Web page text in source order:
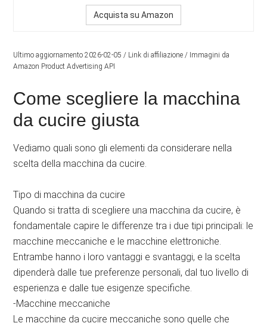
Acquista su Amazon
Ultimo aggiornamento 2026-02-05 / Link di affiliazione / Immagini da
Amazon Product Advertising API
Come scegliere la macchina
da cucire giusta
Vediamo quali sono gli elementi da considerare nella
scelta della macchina da cucire.
Tipo di macchina da cucire
Quando si tratta di scegliere una macchina da cucire, è
fondamentale capire le differenze tra i due tipi principali: le
macchine meccaniche e le macchine elettroniche.
Entrambe hanno i loro vantaggi e svantaggi, e la scelta
dipenderà dalle tue preferenze personali, dal tuo livello di
esperienza e dalle tue esigenze specifiche.
-Macchine meccaniche
Le macchine da cucire meccaniche sono quelle che